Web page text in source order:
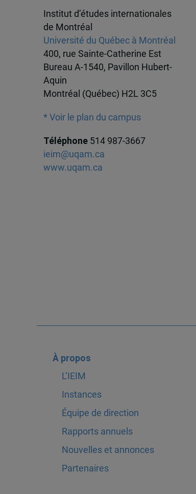
Institut d’études internationales
de Montréal
Université du Québec à Montréal
400, rue Sainte-Catherine Est
Bureau A-1540, Pavillon Hubert-
Aquin
Montréal (Québec) H2L 3C5
* Voir le plan du campus
Téléphone 514 987-3667
ieim@uqam.ca
www.uqam.ca
À propos
L’IEIM
Instances
Équipe de direction
Rapports annuels
Nouvelles et annonces
Partenaires